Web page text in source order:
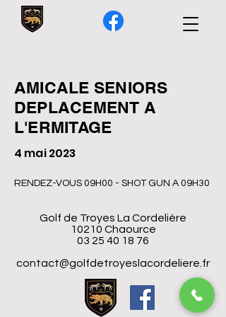
AMICALE SENIORS
DEPLACEMENT A
L'ERMITAGE
4 mai 2023
RENDEZ-VOUS 09H00 - SHOT GUN A 09H30
Golf de Troyes La Cordelière
10210 Chaource
03 25 40 18 76
contact@golfdetroyeslacordeliere.fr